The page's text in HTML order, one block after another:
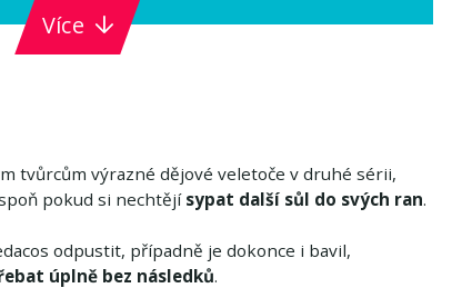
Více
tvůrcům výrazné dějové veletoče v druhé sérii,
pokud si nechtějí sypat další sůl do svých ran.
odpustit, případně je dokonce i bavil,
úplně bez následků.